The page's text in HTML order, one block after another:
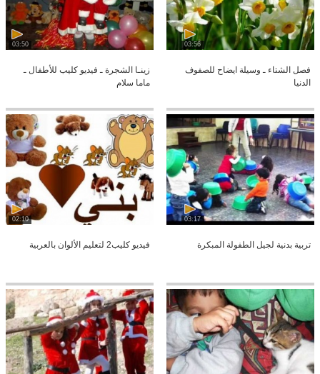
03:56
فصل الشتاء ـ وسيلة ايضاح للصفوف
الدنيا
03:50
زينـا الشجرة ـ فيديو كليب للأطفال ـ
ماما سلام
03:17
تربية بدنية لجيل الطفولة المبكرة
02:10
فيديو كليب2 لتعليم الألوان بالعربية